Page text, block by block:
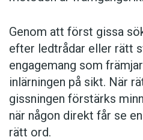
Hundar kan lära sig
gester och pekningar. De
ägares ansikten och
tolka sinnesstämningar
som vår kroppshållning
på att förstå vad hunden
Delfinerna kommer upp
framför ledet med
speciella huvud- och
var fisken befinner sig,
samarbetspartner kan
ställen. I samma
dyker delfinerna ner till
Genom att först gissa
efter ledtrådar eller rätt
engagemang som
inlärningen på sikt. När
gissningen förstärks
när någon direkt får se
rätt ord.